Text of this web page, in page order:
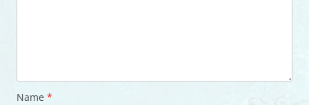
Name *